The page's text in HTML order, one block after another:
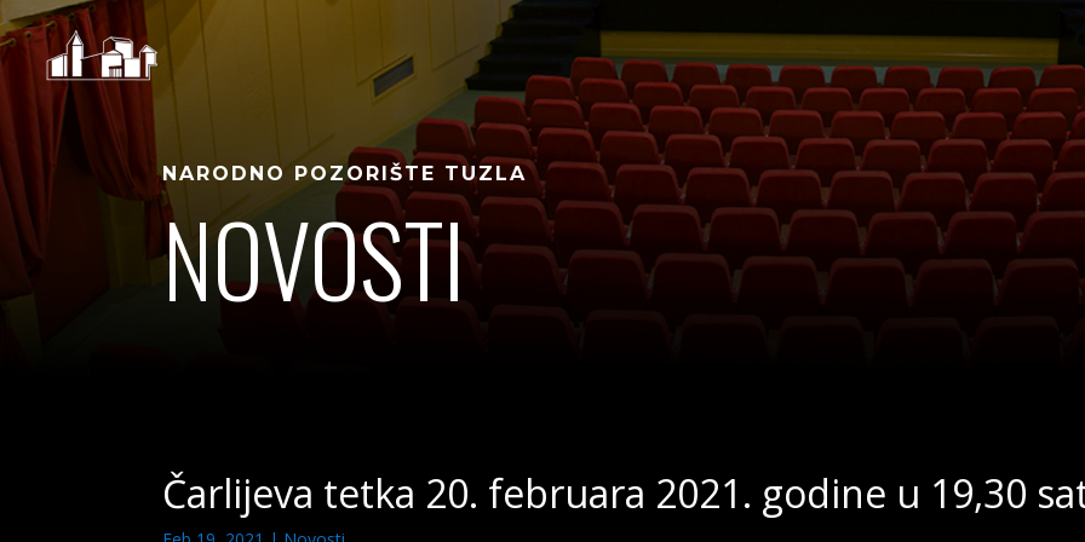
NARODNO POZORIŠTE TUZLA
NOVOSTI
Čarlijeva tetka 20. februara 2021. godine u 19,30